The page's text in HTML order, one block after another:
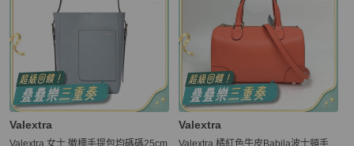
Valextra
Valextra 女士 徽標手提包均碼碼25cm
Valextra
Valextra 橘紅色牛皮Babila波士頓手